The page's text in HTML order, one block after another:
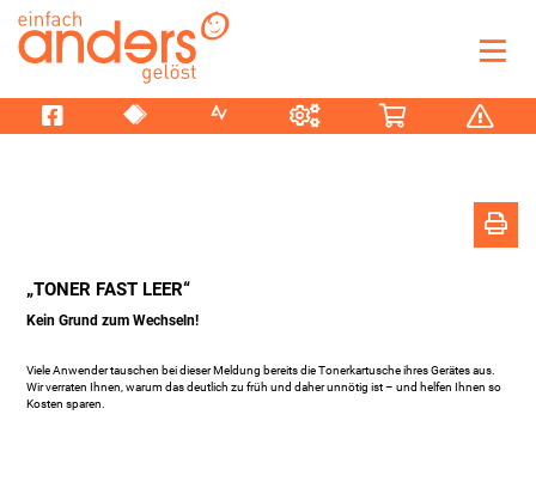
Skip
content
„TONER FAST LEER“
Viele Anwender tauschen bei dieser Meldung bereits die Tonerkartusche ihres Gerätes aus.
Wir verraten Ihnen, warum das deutlich zu früh und daher unnötig ist – und helfen Ihnen so
Kosten sparen.
Kein Grund zum Wechseln!